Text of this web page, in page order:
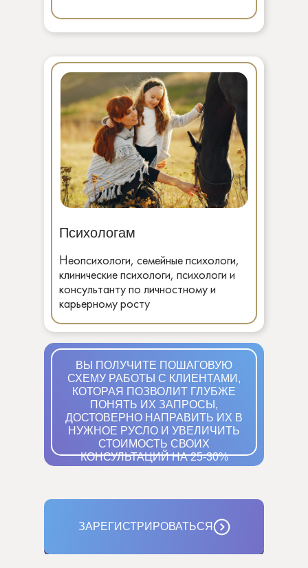
ВЫ ПОЛУЧИТЕ ПОШАГОВУЮ
СХЕМУ РАБОТЫ С КЛИЕНТАМИ,
КОТОРАЯ ПОЗВОЛИТ ГЛУБЖЕ
ПОНЯТЬ ИХ ЗАПРОСЫ,
ДОСТОВЕРНО НАПРАВИТЬ ИХ В
НУЖНОЕ РУСЛО И УВЕЛИЧИТЬ
СТОИМОСТЬ СВОИХ
КОНСУЛЬТАЦИЙ НА 25-30%
ЗАРЕГИСТРИРОВАТЬСЯ
Психологам
Неопсихологи, семейные психологи,
клинические психологи, психологи и
консультанту по личностному и
карьерному росту